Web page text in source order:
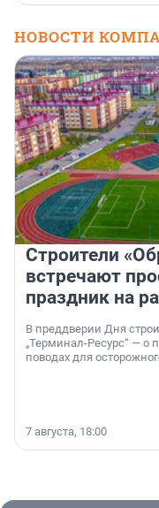
НОВОСТИ
Строители
встречают
праздник на
В преддверии Дня
„Терминал-Ресурс“ — о
поводах для
7 августа, 18:00